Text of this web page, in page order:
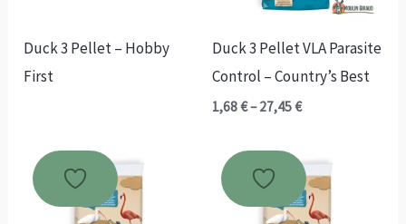
Duck 3 Pellet – Hobby
First
Duck 3 Pellet VLA Parasite
Control – Country’s Best
1,68€–27,45€
Plage
1,68 €
27,45 €